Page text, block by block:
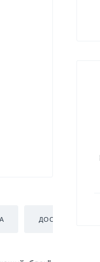
ДОСТАВКА